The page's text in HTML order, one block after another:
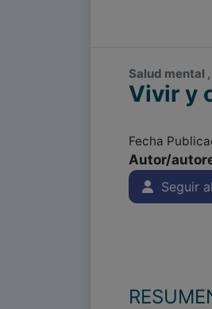
Salud mental
Vivir y
Fecha
Autor/
Seguir